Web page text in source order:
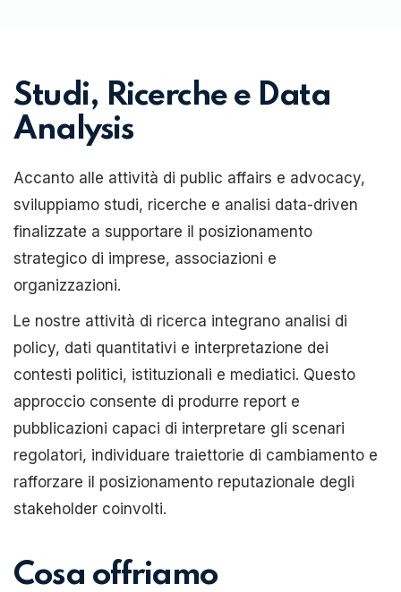
Studi, Ricerche e Data
Analysis
Accanto alle attività di public affairs e advocacy,
sviluppiamo studi, ricerche e analisi data-driven
finalizzate a supportare il posizionamento
strategico di imprese, associazioni e
organizzazioni.
Le nostre attività di ricerca integrano analisi di
policy, dati quantitativi e interpretazione dei
contesti politici, istituzionali e mediatici. Questo
approccio consente di produrre report e
pubblicazioni capaci di interpretare gli scenari
regolatori, individuare traiettorie di cambiamento e
rafforzare il posizionamento reputazionale degli
stakeholder coinvolti.
Cosa offriamo